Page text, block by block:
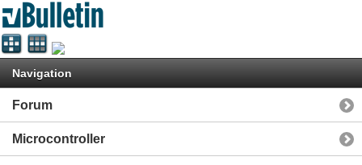
Navigation
Forum
Microcontroller